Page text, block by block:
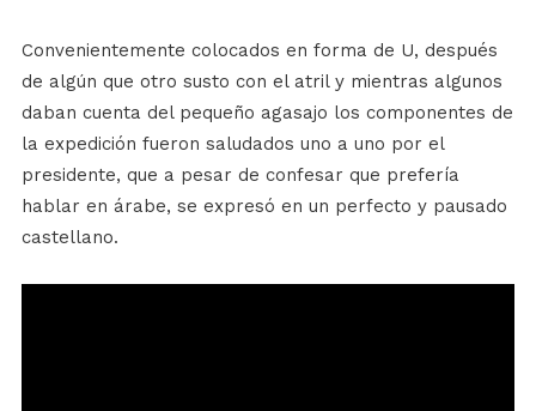
Convenientemente colocados en forma de U, después
de algún que otro susto con el atril y mientras algunos
daban cuenta del pequeño agasajo los componentes de
la expedición fueron saludados uno a uno por el
presidente, que a pesar de confesar que prefería
hablar en árabe, se expresó en un perfecto y pausado
castellano.